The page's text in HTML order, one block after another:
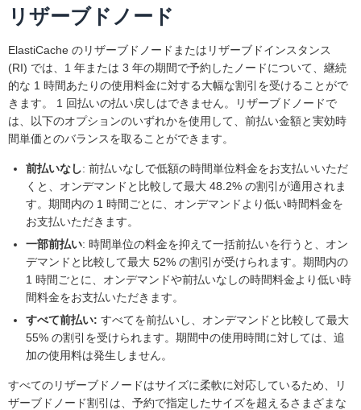
リザーブドノード
ElastiCache のリザーブドノードまたはリザーブドインスタンス
(RI) では、1 年または 3 年の期間で予約したノードについて、継続
的な 1 時間あたりの使用料金に対する大幅な割引を受けることがで
きます。 1 回払いの払い戻しはできません。リザーブドノードで
は、以下のオプションのいずれかを使用して、前払い金額と実効時
間単価とのバランスを取ることができます。
前払いなし: 前払いなしで低額の時間単位料金をお支払いいただ
くと、オンデマンドと比較して最大 48.2% の割引が適用されま
す。期間内の 1 時間ごとに、オンデマンドより低い時間料金を
お支払いただきます。
一部前払い: 時間単位の料金を抑えて一括前払いを行うと、オン
デマンドと比較して最大 52% の割引が受けられます。期間内の
1 時間ごとに、オンデマンドや前払いなしの時間料金より低い時
間料金をお支払いただきます。
すべて前払い: すべてを前払いし、オンデマンドと比較して最大
55% の割引を受けられます。期間中の使用時間に対しては、追
加の使用料は発生しません。
すべてのリザーブドノードはサイズに柔軟に対応しているため、リ
ザーブドノード割引は、予約で指定したサイズを超えるさまざまな